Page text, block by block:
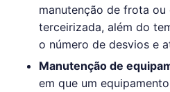
manutenção de frota
terceirizada, além do
o número de desvios e
Manutenção de
em que um